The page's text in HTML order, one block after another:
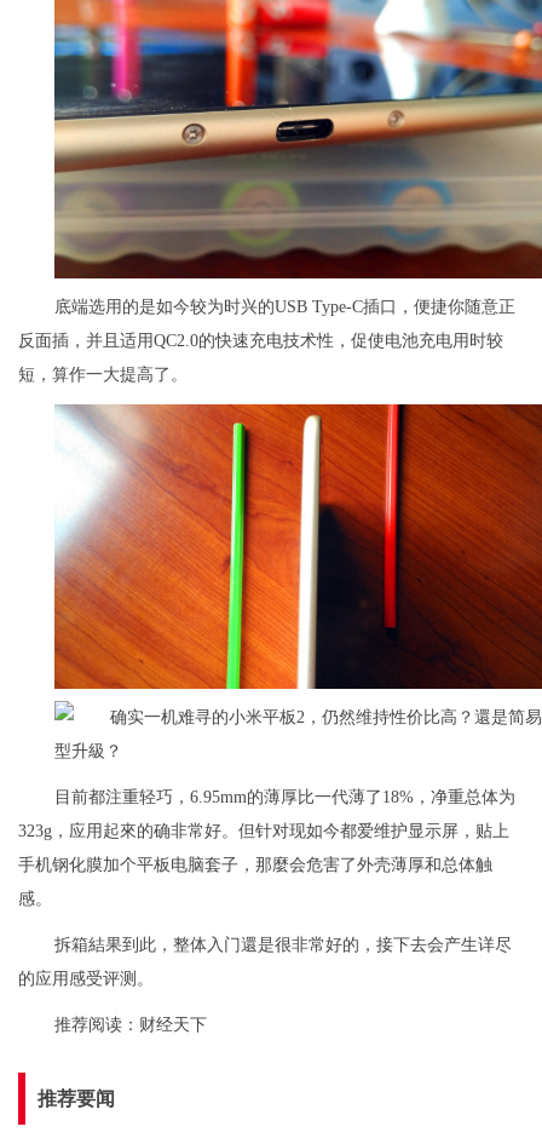
底端选用的是如今较为时兴的USB Type-C插口，便捷你随意正
反面插，并且适用QC2.0的快速充电技术性，促使电池充电用时较
短，算作一大提高了。
目前都注重轻巧，6.95mm的薄厚比一代薄了18%，净重总体为
323g，应用起來的确非常好。但针对现如今都爱维护显示屏，贴上
手机钢化膜加个平板电脑套子，那麼会危害了外壳薄厚和总体触
感。
拆箱結果到此，整体入门還是很非常好的，接下去会产生详尽
的应用感受评测。
推荐阅读： 财经天下
推荐要闻